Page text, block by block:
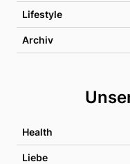
Lifestyle
Archiv
Health
Liebe